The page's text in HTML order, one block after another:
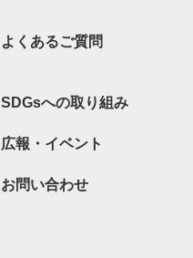
よくあるご質問
SDGsへの取り組み
広報・イベント
お問い合わせ